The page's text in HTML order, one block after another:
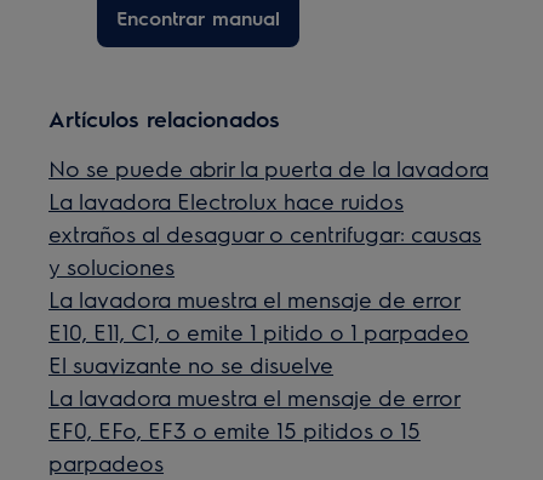
Encontrar manual
Artículos relacionados
No se puede abrir la puerta de la lavadora
La lavadora Electrolux hace ruidos
extraños al desaguar o centrifugar: causas
y soluciones
La lavadora muestra el mensaje de error
E10, E11, C1, o emite 1 pitido o 1 parpadeo
El suavizante no se disuelve
La lavadora muestra el mensaje de error
EF0, EFo, EF3 o emite 15 pitidos o 15
parpadeos